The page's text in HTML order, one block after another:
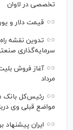
تخصصی در لاوان
قیمت دلار و یورو
تدوین نقشه
سرمایه‌گذاری
مرداد
رئیس‌کل بانک
مواضع قبلی وی
ایران پیشنهاد